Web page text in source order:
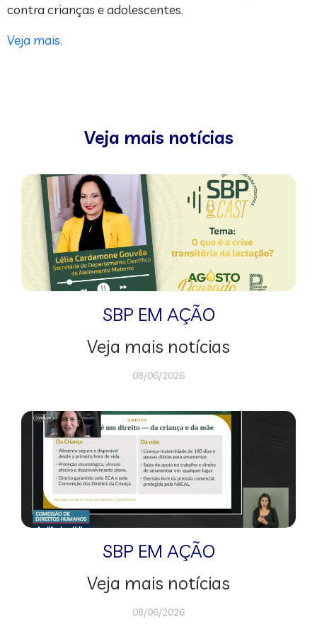
contra crianças e adolescentes.
Veja mais.
Veja mais notícias
SBP EM AÇÃO
Veja mais notícias
08/06/2026
SBP EM AÇÃO
Veja mais notícias
08/06/2026